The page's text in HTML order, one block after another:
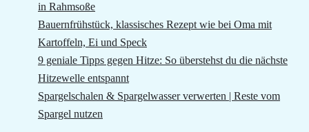
in Rahmsoße
Bauernfrühstück, klassisches Rezept wie bei Oma mit
Kartoffeln, Ei und Speck
9 geniale Tipps gegen Hitze: So überstehst du die nächste
Hitzewelle entspannt
Spargelschalen & Spargelwasser verwerten | Reste vom
Spargel nutzen